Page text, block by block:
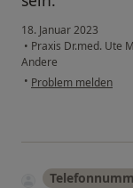
18. Januar 2023
• Praxis Dr.med. Ute
Andere
• Problem melden